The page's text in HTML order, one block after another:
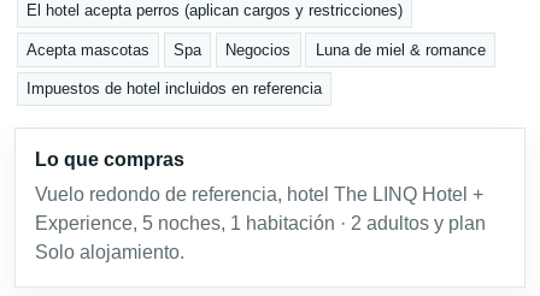
El hotel acepta perros (aplican cargos y restricciones)
Acepta mascotas Spa Negocios Luna de miel & romance
Impuestos de hotel incluidos en referencia
Lo que compras
Vuelo redondo de referencia, hotel The LINQ Hotel +
Experience, 5 noches, 1 habitación · 2 adultos y plan
Solo alojamiento.